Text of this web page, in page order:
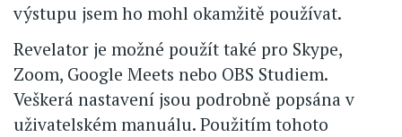
výstupu jsem ho mohl okamžitě používat.
Revelator je možné použít také pro Skype,
Zoom, Google Meets nebo OBS Studiem.
Veškerá nastavení jsou podrobně popsána v
uživatelském manuálu. Použitím tohoto